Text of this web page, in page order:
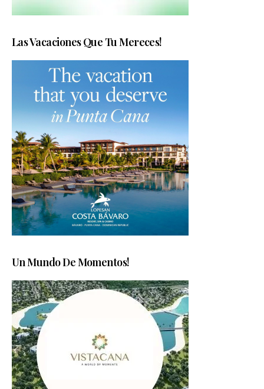
Las Vacaciones Que Tu Mereces!
Un Mundo De Momentos!